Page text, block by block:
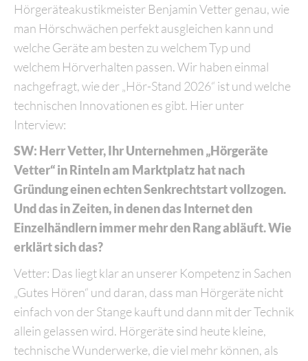
Hörgeräteakustikmeister Benjamin Vetter genau, wie
man Hörschwächen perfekt ausgleichen kann und
welche Geräte am besten zu welchem Typ und
welchem Hörverhalten passen. Wir haben einmal
nachgefragt, wie der „Hör-Stand 2026“ ist und welche
technischen Innovationen es gibt. Hier unter
Interview:
SW: Herr Vetter, Ihr Unternehmen „Hörgeräte
Vetter“ in Rinteln am Marktplatz hat nach
Gründung einen echten Senkrechtstart vollzogen.
Und das in Zeiten, in denen das Internet den
Einzelhändlern immer mehr den Rang abläuft. Wie
erklärt sich das?
Vetter: Das liegt klar an unserer Kompetenz in Sachen
„Gutes Hören“ und daran, dass man Hörgeräte nicht
einfach von der Stange kauft und dann mit der Technik
allein gelassen wird. Hörgeräte sind heute kleine,
technische Wunderwerke, die viel mehr können, als